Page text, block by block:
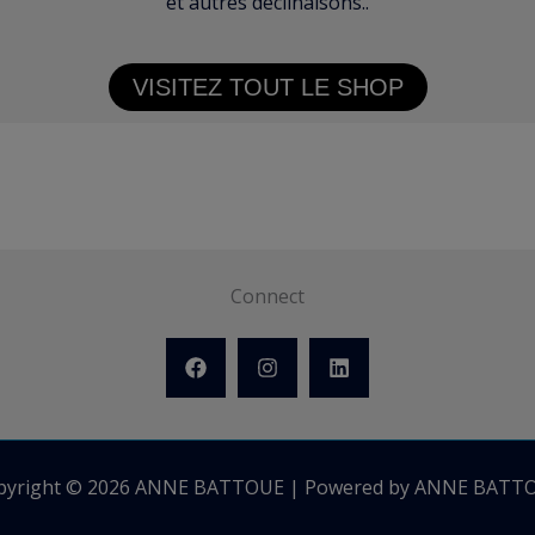
VISITEZ TOUT LE SHOP
Connect
© 2026 ANNE BATTOUE | Powered by ANNE